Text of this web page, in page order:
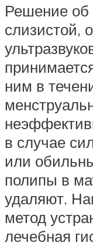
Решение об
слизистой,
ним в
в случае
или
полипы в
удаляют.
метод
лечебная